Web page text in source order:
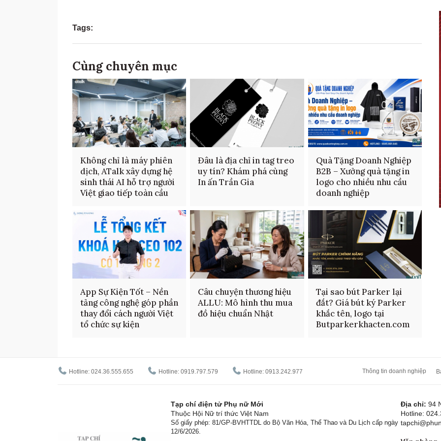
Tags:
Cùng chuyên mục
Không chỉ là máy phiên
dịch, ATalk xây dựng hệ
sinh thái AI hỗ trợ người
Việt giao tiếp toàn cầu
Đâu là địa chỉ in tag treo
uy tín? Khám phá cùng
In ấn Trần Gia
Quà Tặng Doanh Nghiệp
B2B – Xưởng quà tặng in
logo cho nhiều nhu cầu
doanh nghiệp
App Sự Kiện Tốt – Nền
tảng công nghệ góp phần
thay đổi cách người Việt
tổ chức sự kiện
Câu chuyện thương hiệu
ALLU: Mô hình thu mua
đồ hiệu chuẩn Nhật
Tại sao bút Parker lại
đắt? Giá bút ký Parker
khắc tên, logo tại
Butparkerkhacten.com
Hotline: 024.36.555.655 Hotline: 0919.797.579 Hotline: 0913.242.977 Thông tin doanh nghiệp
Tạp chí điện tử Phụ nữ Mới
Thuộc Hội Nữ trí thức Việt Nam
Số giấy phép: 81/GP-BVHTTDL do Bộ Văn Hóa, Thể Thao và Du Lịch cấp ngày
12/6/2026.
Địa chỉ: 94
Hotline: